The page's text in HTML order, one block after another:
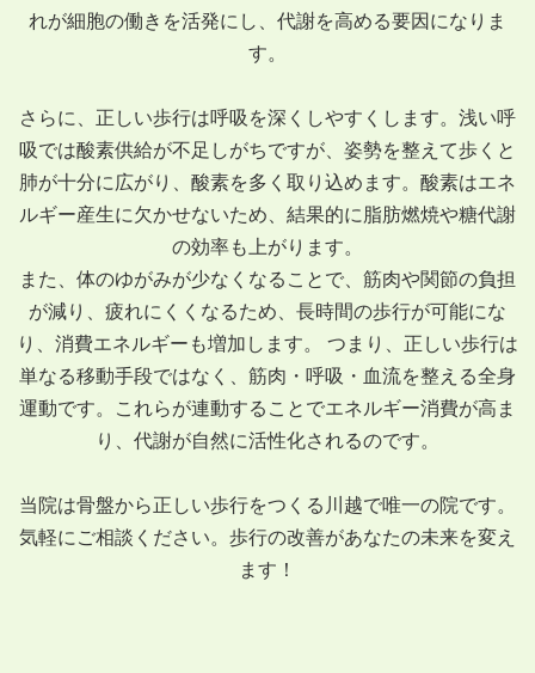
れが細胞の働きを活発にし、代謝を高める要因になりま
す。
さらに、正しい歩行は呼吸を深くしやすくします。浅い呼
吸では酸素供給が不足しがちですが、姿勢を整えて歩くと
肺が十分に広がり、酸素を多く取り込めます。酸素はエネ
ルギー産生に欠かせないため、結果的に脂肪燃焼や糖代謝
の効率も上がります。
また、体のゆがみが少なくなることで、筋肉や関節の負担
が減り、疲れにくくなるため、長時間の歩行が可能にな
り、消費エネルギーも増加します。 つまり、正しい歩行は
単なる移動手段ではなく、筋肉・呼吸・血流を整える全身
運動です。これらが連動することでエネルギー消費が高ま
り、代謝が自然に活性化されるのです。
当院は骨盤から正しい歩行をつくる川越で唯一の院です。
気軽にご相談ください。歩行の改善があなたの未来を変え
ます！